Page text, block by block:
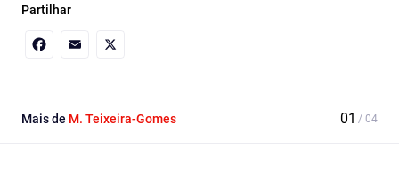
Partilhar
Mais de M. Teixeira-Gomes